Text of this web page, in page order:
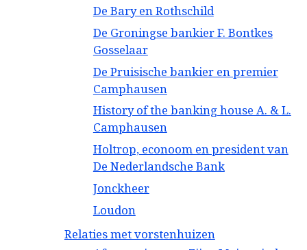
De Bary en Rothschild
De Groningse bankier F. Bontkes
Gosselaar
De Pruisische bankier en premier
Camphausen
History of the banking house A. & L.
Camphausen
Holtrop, econoom en president van
De Nederlandsche Bank
Jonckheer
Loudon
Relaties met vorstenhuizen